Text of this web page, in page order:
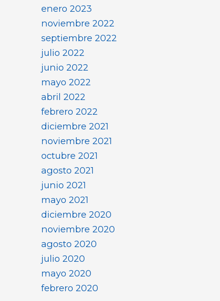
enero 2023
noviembre 2022
septiembre 2022
julio 2022
junio 2022
mayo 2022
abril 2022
febrero 2022
diciembre 2021
noviembre 2021
octubre 2021
agosto 2021
junio 2021
mayo 2021
diciembre 2020
noviembre 2020
agosto 2020
julio 2020
mayo 2020
febrero 2020